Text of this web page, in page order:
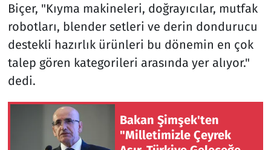
Biçer, "Kıyma makineleri, doğrayıcılar, mutfak
robotları, blender setleri ve derin dondurucu
destekli hazırlık ürünleri bu dönemin en çok
talep gören kategorileri arasında yer alıyor."
dedi.
Bakan Şimşek'ten
"Milletimizle Çeyrek